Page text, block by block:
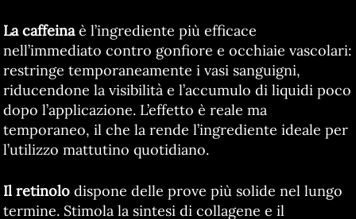
La caffeinaè l’ingrediente più efficace
nell’immediato contro gonfiore e occhiaie vascolari:
restringe temporaneamente i vasi sanguigni,
riducendone la visibilità e l’accumulo di liquidi poco
dopo l’applicazione. L’effetto è reale ma
temporaneo, il che la rende l’ingrediente ideale per
l’utilizzo mattutino quotidiano.
Il retinolodispone delle prove più solide nel lungo
termine. Stimola la sintesi di collagene e il